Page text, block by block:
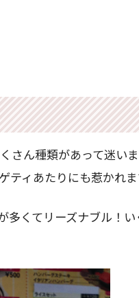
さん種類があって迷い
ティあたりにも惹かれ
多くてリーズナブル！